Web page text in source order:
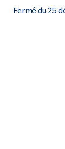
Fermé du 25